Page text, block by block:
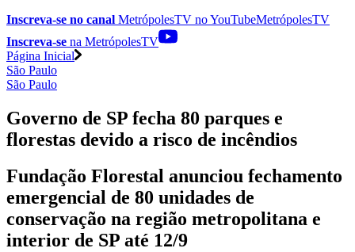
Inscreva-se no canal MetrópolesTV noYouTubeMetrópolesTV
Inscreva-se na MetrópolesTV
Página Inicial
São Paulo
São Paulo
Governo de SP fecha 80 parques e
florestas devido a risco de incêndios
Fundação Florestal anunciou fechamento
emergencial de 80 unidades de
conservação na região metropolitana e
interior de SP até 12/9